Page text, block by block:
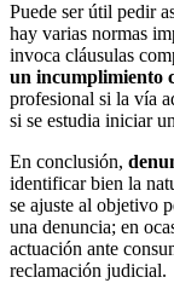
Puede ser útil pedir
hay varias normas
invoca cláusulas
un incumplimiento
profesional si la vía
si se estudia iniciar
En conclusión,
identificar bien la
se ajuste al objetivo
una denuncia; en
actuación ante
reclamación judicial.